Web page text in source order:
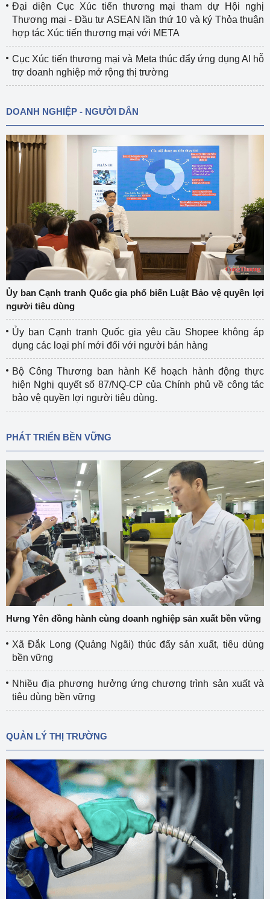
Đại diện Cục Xúc tiến thương mại tham dự Hội nghị
Thương mại - Đầu tư ASEAN lần thứ 10 và ký Thỏa thuận
hợp tác Xúc tiến thương mại với META
Cục Xúc tiến thương mại và Meta thúc đẩy ứng dụng AI hỗ
trợ doanh nghiệp mở rộng thị trường
DOANH NGHIỆP - NGƯỜI DÂN
Ủy ban Cạnh tranh Quốc gia phổ biến Luật Bảo vệ quyền lợi
người tiêu dùng
Ủy ban Cạnh tranh Quốc gia yêu cầu Shopee không áp
dụng các loại phí mới đối với người bán hàng
Bộ Công Thương ban hành Kế hoạch hành động thực
hiện Nghị quyết số 87/NQ-CP của Chính phủ về công tác
bảo vệ quyền lợi người tiêu dùng.
PHÁT TRIỂN BỀN VỮNG
Hưng Yên đồng hành cùng doanh nghiệp sản xuất bền vững
Xã Đắk Long (Quảng Ngãi) thúc đẩy sản xuất, tiêu dùng
bền vững
Nhiều địa phương hưởng ứng chương trình sản xuất và
tiêu dùng bền vững
QUẢN LÝ THỊ TRƯỜNG